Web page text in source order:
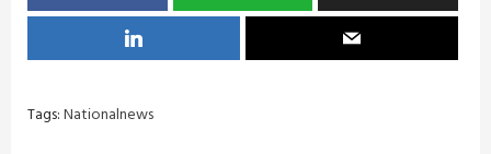
Tags:Nationalnews